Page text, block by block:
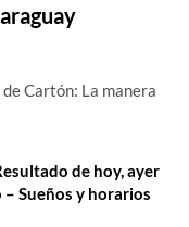
Cartón: La manera
de hoy, ayer
Sueños y horarios